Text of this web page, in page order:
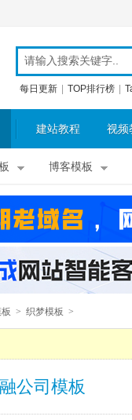
每日更新 TOP排行榜
建站教程 视频
博客模板
> 织梦模板 >
公司模板